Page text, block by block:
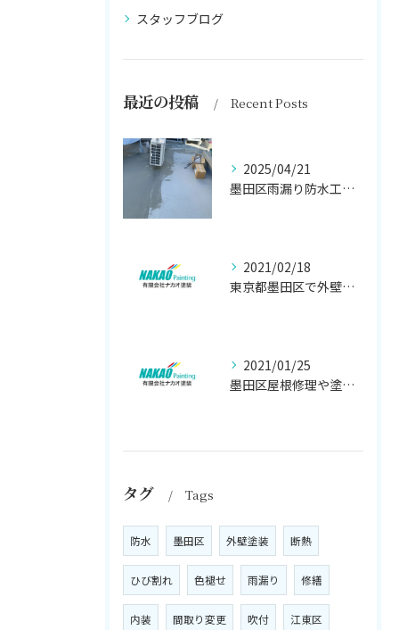
スタッフブログ
最近の投稿 Recent Posts
2025/04/21
墨田区雨漏り防水工事はナカオ塗装まで！！
2021/02/18
東京都墨田区で外壁塗り替え工事なら(有)ナカオ塗装にお任せ
2021/01/25
墨田区屋根修理や塗装工事は、【人気のナカオ塗装へ！】
タグ Tags
防水 墨田区 外壁塗装 断熱
ひび割れ 色褪せ 雨漏り 修繕
内装 間取り変更 吹付 江東区